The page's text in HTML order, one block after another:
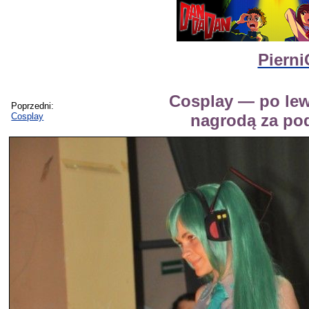
Poprzedni:
Cosplay
Cosplay — po
nagrodą za